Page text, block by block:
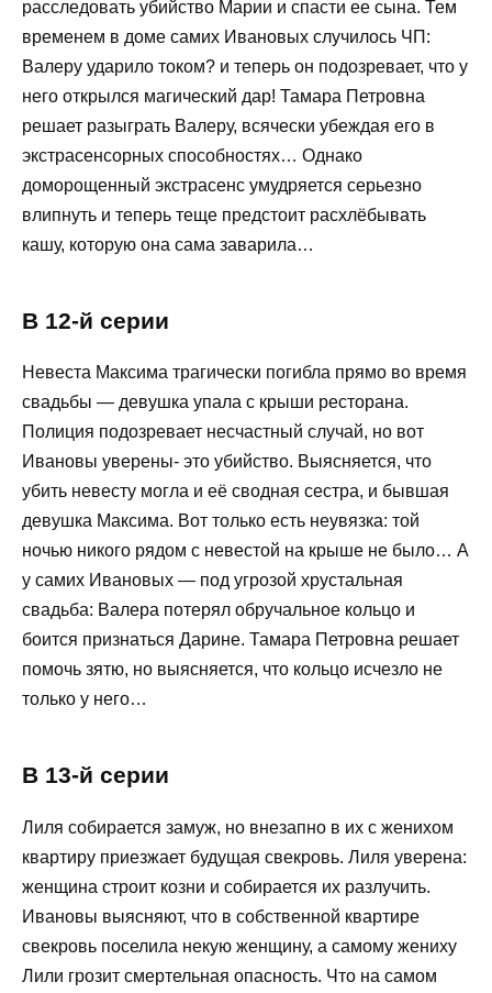
расследовать убийство Марии и спасти ее сына. Тем
временем в доме самих Ивановых случилось ЧП:
Валеру ударило током? и теперь он подозревает, что у
него открылся магический дар! Тамара Петровна
решает разыграть Валеру, всячески убеждая его в
экстрасенсорных способностях… Однако
доморощенный экстрасенс умудряется серьезно
влипнуть и теперь теще предстоит расхлёбывать
кашу, которую она сама заварила…
В 12-й серии
Невеста Максима трагически погибла прямо во время
свадьбы — девушка упала с крыши ресторана.
Полиция подозревает несчастный случай, но вот
Ивановы уверены- это убийство. Выясняется, что
убить невесту могла и её сводная сестра, и бывшая
девушка Максима. Вот только есть неувязка: той
ночью никого рядом с невестой на крыше не было… А
у самих Ивановых — под угрозой хрустальная
свадьба: Валера потерял обручальное кольцо и
боится признаться Дарине. Тамара Петровна решает
помочь зятю, но выясняется, что кольцо исчезло не
только у него…
В 13-й серии
Лиля собирается замуж, но внезапно в их с женихом
квартиру приезжает будущая свекровь. Лиля уверена:
женщина строит козни и собирается их разлучить.
Ивановы выясняют, что в собственной квартире
свекровь поселила некую женщину, а самому жениху
Лили грозит смертельная опасность. Что на самом